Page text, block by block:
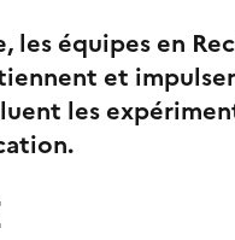
équipes en
et
les